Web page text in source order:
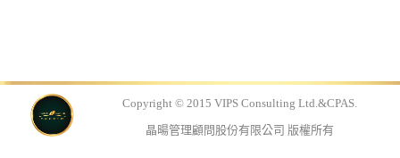
Copyright © 2015 VIPS Consulting Ltd.&CPAS.
晶暘管理顧問股份有限公司 版權所有